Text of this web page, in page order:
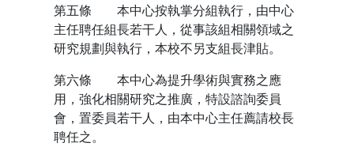
第五條 本中心按執掌分組執行，由中心
主任聘任組長若干人，從事該組相關領域之
研究規劃與執行，本校不另支組長津貼。
第六條 本中心為提升學術與實務之應
用，強化相關研究之推廣，特設諮詢委員
會，置委員若干人，由本中心主任薦請校長
聘任之。